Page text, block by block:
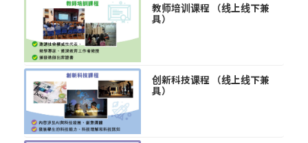
教师培训课程 （线上线下兼
具）
创新科技课程 （线上线下兼
具）